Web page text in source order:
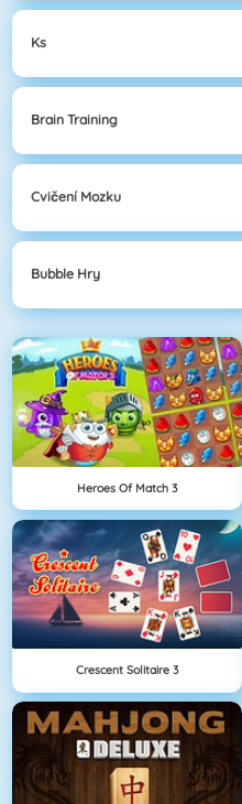
Ks
Brain Training
Cvičení Mozku
Bubble Hry
Heroes Of Match 3
Crescent Solitaire 3